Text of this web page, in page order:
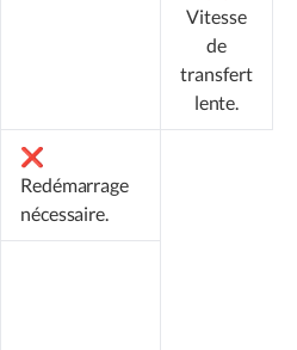
Vitesse
de
transfert
lente.
❌
Redémarrage
nécessaire.